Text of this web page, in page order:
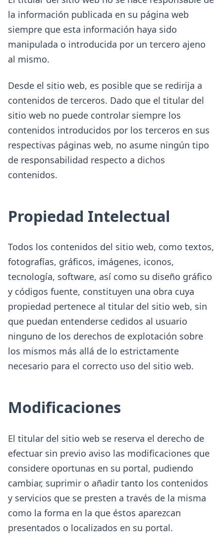
la información publicada en su página web
siempre que esta información haya sido
manipulada o introducida por un tercero ajeno
al mismo.
Desde el sitio web, es posible que se redirija a
contenidos de terceros. Dado que el titular del
sitio web no puede controlar siempre los
contenidos introducidos por los terceros en sus
respectivas páginas web, no asume ningún tipo
de responsabilidad respecto a dichos
contenidos.
Propiedad Intelectual
Todos los contenidos del sitio web, como textos,
fotografías, gráficos, imágenes, iconos,
tecnología, software, así como su diseño gráfico
y códigos fuente, constituyen una obra cuya
propiedad pertenece al titular del sitio web, sin
que puedan entenderse cedidos al usuario
ninguno de los derechos de explotación sobre
los mismos más allá de lo estrictamente
necesario para el correcto uso del sitio web.
Modificaciones
El titular del sitio web se reserva el derecho de
efectuar sin previo aviso las modificaciones que
considere oportunas en su portal, pudiendo
cambiar, suprimir o añadir tanto los contenidos
y servicios que se presten a través de la misma
como la forma en la que éstos aparezcan
presentados o localizados en su portal.